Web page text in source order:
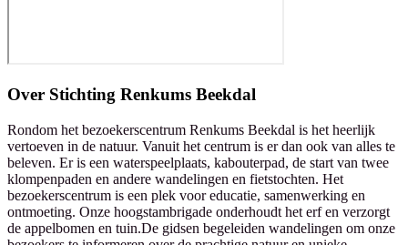
Over Stichting Renkums Beekdal
Rondom het bezoekerscentrum Renkums Beekdal is het heerlijk
vertoeven in de natuur. Vanuit het centrum is er dan ook van alles te
beleven. Er is een waterspeelplaats, kabouterpad, de start van twee
klompenpaden en andere wandelingen en fietstochten. Het
bezoekerscentrum is een plek voor educatie, samenwerking en
ontmoeting. Onze hoogstambrigade onderhoudt het erf en verzorgt
de appelbomen en tuin.De gidsen begeleiden wandelingen om onze